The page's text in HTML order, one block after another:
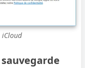
iCloud